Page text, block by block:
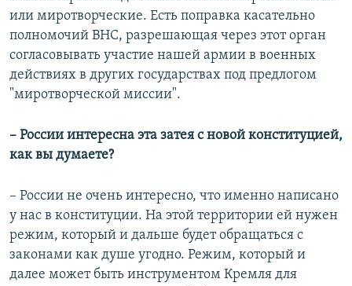
или миротворческие. Есть поправка касательно
полномочий ВНС, разрешающая через этот орган
согласовывать участие нашей армии в военных
действиях в других государствах под предлогом
"миротворческой миссии".
– России интересна эта затея с новой конституцией,
как вы думаете?
– России не очень интересно, что именно написано
у нас в конституции. На этой территории ей нужен
режим, который и дальше будет обращаться с
законами как душе угодно. Режим, который и
далее может быть инструментом Кремля для